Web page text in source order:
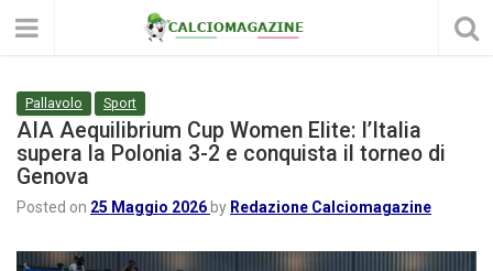
Pallavolo Sport
AIA Aequilibrium Cup Women Elite: l’Italia
supera la Polonia 3-2 e conquista il torneo di
Genova
Posted on 25 Maggio 2026 by Redazione Calciomagazine